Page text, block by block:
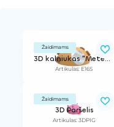
Žaidimams
3D kalniukas "Meteoritas" su nerūdijančio plieno tuneliu
Artikulas: E16S
Žaidimams
3D Paršelis
Artikulas: 3DPIG